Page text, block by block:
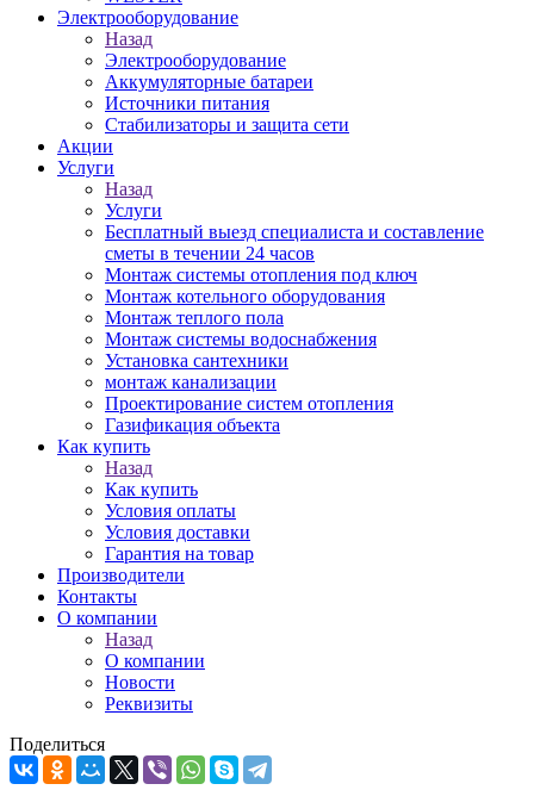
Электрооборудование
Назад
Электрооборудование
Аккумуляторные батареи
Источники питания
Стабилизаторы и защита сети
Акции
Услуги
Назад
Услуги
Бесплатный выезд специалиста и составление
сметы в течении 24 часов
Монтаж системы отопления под ключ
Монтаж котельного оборудования
Монтаж теплого пола
Монтаж системы водоснабжения
Установка сантехники
монтаж канализации
Проектирование систем отопления
Газификация объекта
Как купить
Назад
Как купить
Условия оплаты
Условия доставки
Гарантия на товар
Производители
Контакты
О компании
Назад
О компании
Новости
Реквизиты
Поделиться